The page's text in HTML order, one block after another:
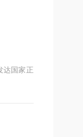
达国家正